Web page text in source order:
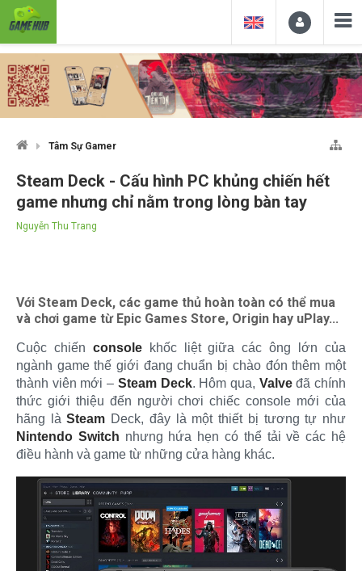
Tâm Sự Gamer
Steam Deck - Cấu hình PC khủng chiến hết
game nhưng chỉ nằm trong lòng bàn tay
Nguyễn Thu Trang
Với Steam Deck, các game thủ hoàn toàn có thể mua
và chơi game từ Epic Games Store, Origin hay uPlay...
Cuộc chiến consolekhốc liệt giữa các ông lớn của
ngành game thế giới đang chuẩn bị chào đón thêm một
thành viên mới – Steam Deck. Hôm qua, Valveđã chính
thức giới thiệu đến người chơi chiếc console mới của
hãng làSteam Deck, đây là một thiết bị tương tự như
Nintendo Switch nhưng hứa hẹn có thể tải về các hệ
điều hành và game từ những cửa hàng khác.​